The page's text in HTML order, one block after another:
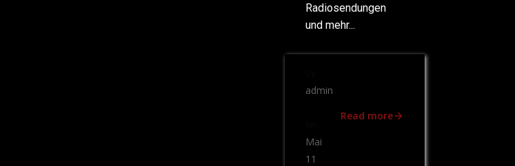
Radiosendungen
und mehr...
admin
Mai
11
Read more